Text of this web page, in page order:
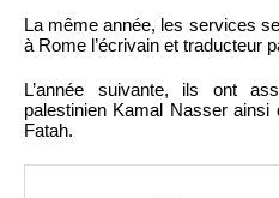
La même année, les services
à Rome l’écrivain et traducteur
L’année suivante, ils ont
palestinien Kamal Nasser
Fatah.